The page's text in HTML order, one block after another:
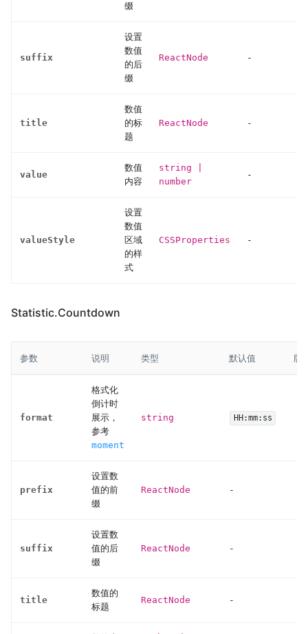
缀
suffix
设置
数值
的后
缀
ReactNode -
title
数值
的标
题
ReactNode -
value
数值
内容
string
number
-
valueStyle
设置
数值
区域
的样
式
CSSProperties -
Statistic.Countdown
参数 说明 类型 默认值 版
format
格式化
倒计时
展示，
参考
moment
string HH:mm:ss
prefix
设置数
值的前
缀
ReactNode -
suffix
设置数
值的后
缀
ReactNode -
title
数值的
标题
ReactNode -